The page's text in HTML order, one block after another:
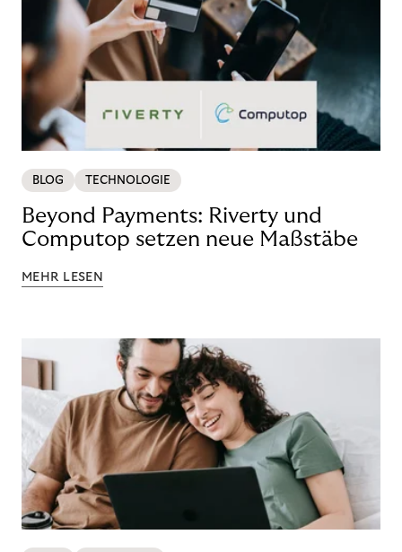
BLOG TECHNOLOGIE
Beyond Payments: Riverty und
Computop setzen neue Maßstäbe
MEHR LESEN